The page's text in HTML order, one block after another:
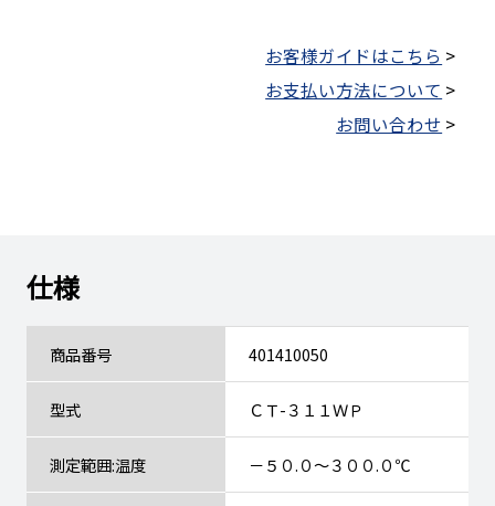
お客様ガイドはこちら >
お支払い方法について >
お問い合わせ >
仕様
商品番号 401410050
型式 ＣＴ-３１１ＷＰ
測定範囲:温度 －５０.０〜３００.０℃